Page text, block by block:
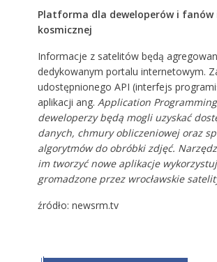
Platforma dla deweloperów i fanów
kosmicznej
Informacje z satelitów będą
dedykowanym portalu internetowym.
udostępnionego API (interfejs
aplikacji ang. Application
deweloperzy będą mogli uzyskać
danych, chmury obliczeniowej oraz
algorytmów do obróbki zdjęć.
im tworzyć nowe aplikacje
gromadzone przez wrocławskie
źródło: newsrm.tv